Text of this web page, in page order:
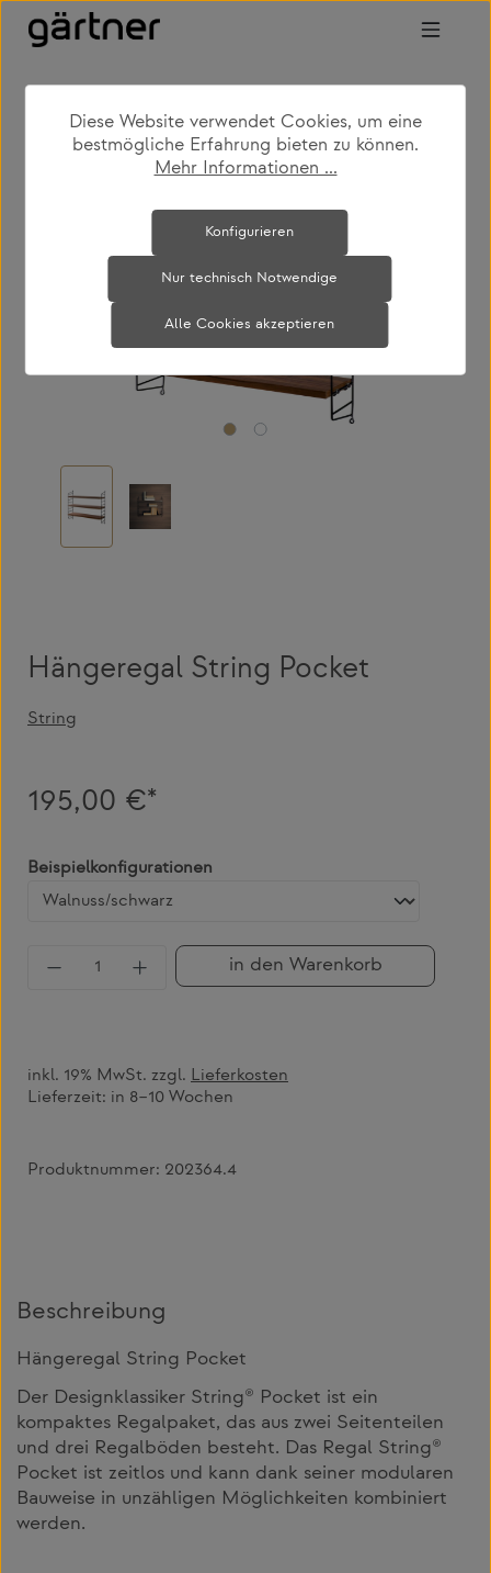
Zum Hauptinhalt springen
shop produkte wohnen regale & schränke
Bildergalerie überspringen
Hängeregal String Pocket
String
195,00 €*
Beispielkonfigurationen
Produkt Anzahl: Gib den gewünschten
in den Warenkorb
inkl. 19% MwSt. zzgl. Lieferkosten
Lieferzeit: in 8–10 Wochen
Produktnummer: 202364.4
Beschreibung
Hängeregal String Pocket
Der Designklassiker String® Pocket ist ein
kompaktes Regalpaket, das aus zwei Seitenteilen
und drei Regalböden besteht. Das Regal String®
Pocket ist zeitlos und kann dank seiner modularen
Bauweise in unzähligen Möglichkeiten kombiniert
werden.
Diese Website verwendet Cookies, um eine
bestmögliche Erfahrung bieten zu können.
Mehr Informationen ...
Nur technisch Notwendige
Konfigurieren
Alle Cookies akzeptieren